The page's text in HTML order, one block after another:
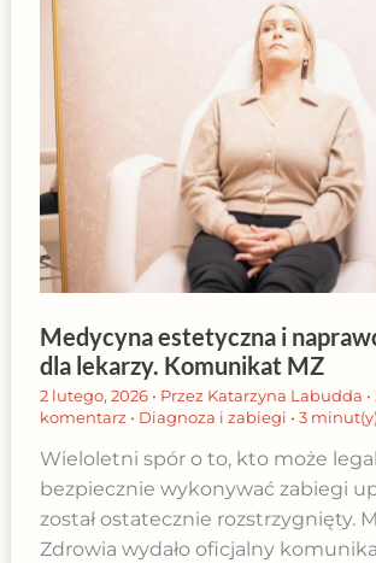
Medycyna estetyczna i
dla lekarzy. Komunikat MZ
2 lutego, 2026 • Przez Katarzyna Labudda •
komentarz • Diagnoza i zabiegi • 3
Wieloletni spór o to, kto może
bezpiecznie wykonywać zabiegi
został ostatecznie rozstrzygnięty.
Zdrowia wydało oficjalny